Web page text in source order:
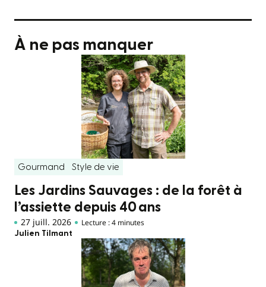
À ne pas manquer
Gourmand Style de vie
Les Jardins Sauvages : de la forêt à
l’assiette depuis 40 ans
27 juill. 2026 Lecture : 4 minutes
Julien Tilmant